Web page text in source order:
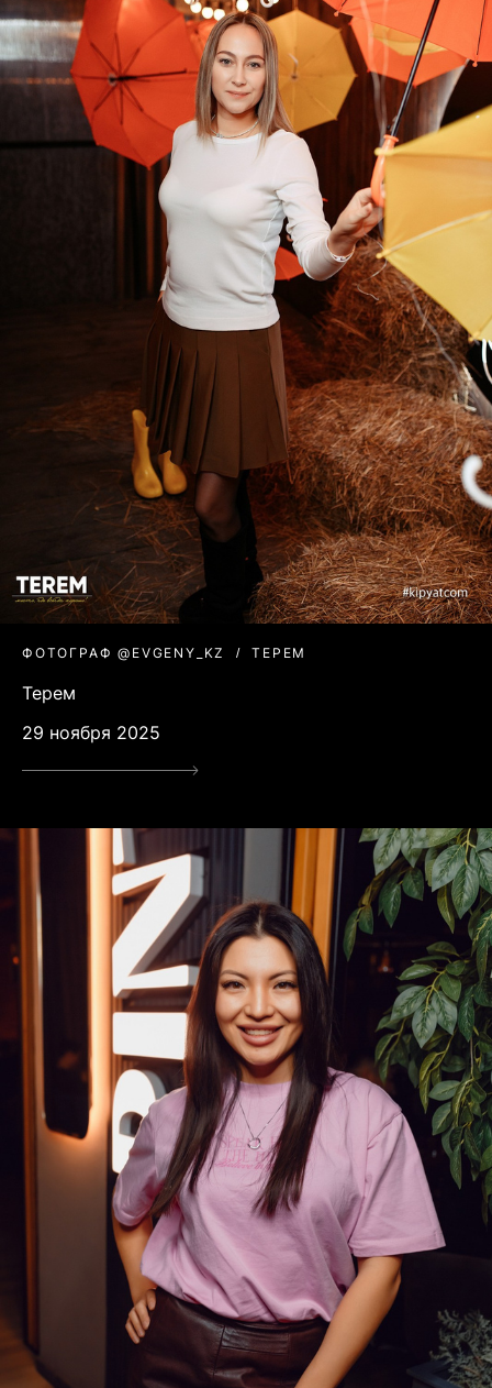
ФОТОГРАФ @EVGENY_KZ ТЕРЕМ
Терем
29 ноября 2025